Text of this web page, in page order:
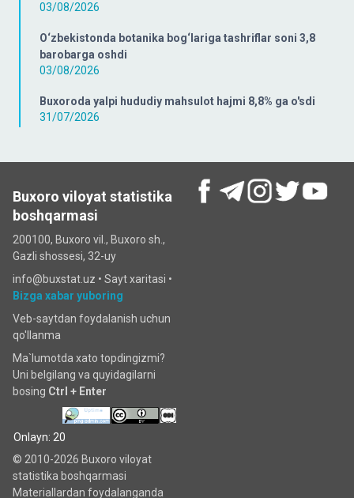
03/08/2026
O‘zbekistonda botanika bog‘lariga tashriflar soni 3,8
barobarga oshdi
03/08/2026
Buxoroda yalpi hududiy mahsulot hajmi 8,8% ga o'sdi
31/07/2026
Buxoro viloyat statistika
boshqarmasi
200100, Buxoro vil., Buxoro sh.,
Gazli shossesi, 32-uy
info@buxstat.uz • Sayt xaritasi •
Bizga xabar yuboring
Veb-saytdan foydalanish uchun
qo'llanma
Ma`lumotda xato topdingizmi?
Uni belgilang va quyidagilarni
bosing Ctrl + Enter
Onlayn: 20
© 2010-2026 Buxoro viloyat
statistika boshqarmasi
Materiallardan foydalanganda